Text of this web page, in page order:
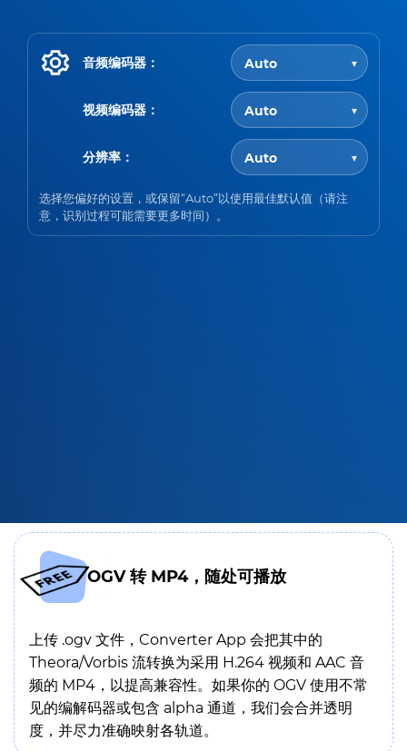
音频编码器：
视频编码器：
分辨率：
选择您偏好的设置，或保留“Auto”以使用最佳默认值（请注
意，识别过程可能需要更多时间）。
OGV 转 MP4，随处可播放
上传 .ogv 文件，Converter App 会把其中的
Theora/Vorbis 流转换为采用 H.264 视频和 AAC 音
频的 MP4，以提高兼容性。如果你的 OGV 使用不常
见的编解码器或包含 alpha 通道，我们会合并透明
度，并尽力准确映射各轨道。